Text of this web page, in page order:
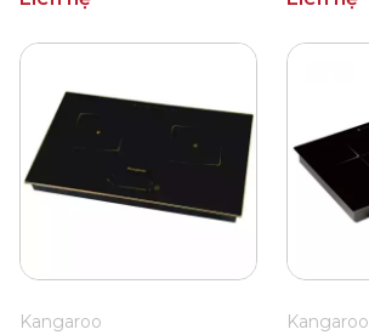
Kangaroo
Kangaroo